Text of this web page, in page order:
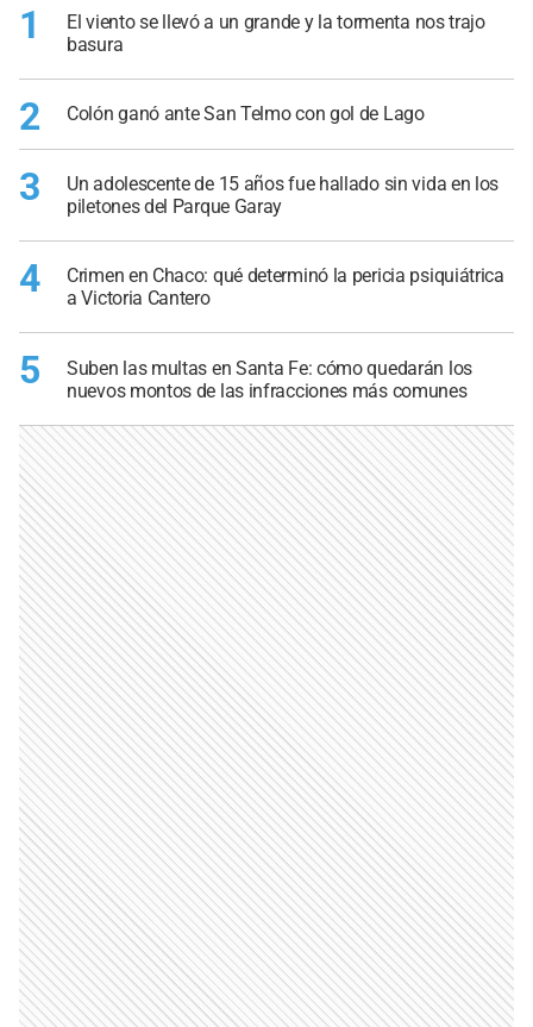
1
El viento se llevó a un grande y la tormenta nos trajo
basura
2 Colón ganó ante San Telmo con gol de Lago
3
Un adolescente de 15 años fue hallado sin vida en los
piletones del Parque Garay
4
Crimen en Chaco: qué determinó la pericia psiquiátrica
a Victoria Cantero
5
Suben las multas en Santa Fe: cómo quedarán los
nuevos montos de las infracciones más comunes